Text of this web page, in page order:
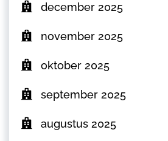
december 2025
november 2025
oktober 2025
september 2025
augustus 2025